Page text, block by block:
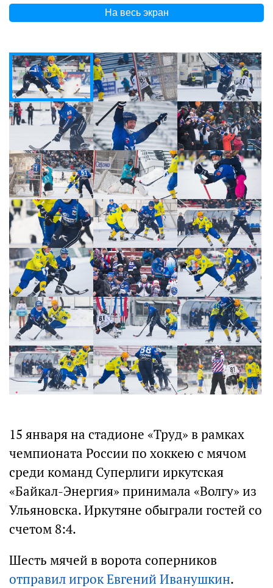
На весь экран
15 января на стадионе «Труд» в рамках
чемпионата России по хоккею с мячом
среди команд Суперлиги иркутская
«Байкал-Энергия» принимала «Волгу» из
Ульяновска. Иркутяне обыграли гостей со
счетом 8:4.
Шесть мячей в ворота соперников
отправил игрок Евгений Иванушкин.